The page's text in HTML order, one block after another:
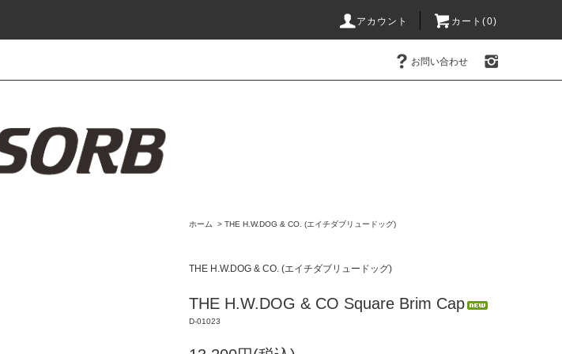
アカウント カート(0)
お問い合わせ
ホーム > THE H.W.DOG & CO. (エイチダブリュードッグ)
THE H.W.DOG & CO. (エイチダブリュードッグ)
THE H.W.DOG & CO Square Brim Cap
D-01023